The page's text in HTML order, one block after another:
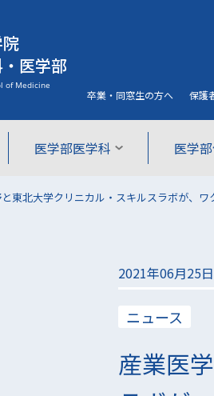
医学部
医学部医学科 医学
卒業・同窓生の方へ 保護
東北大学クリニカル・スキルスラボが、
2021年06月25日
ニュース
産業医